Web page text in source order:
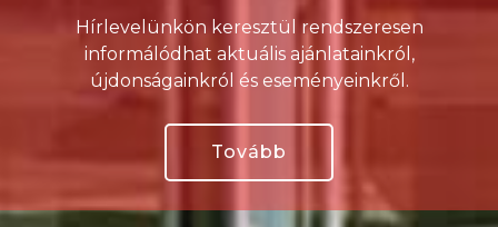
Hírlevelünkön keresztül rendszeresen
informálódhat aktuális ajánlatainkról,
újdonságainkról és eseményeinkről.
Tovább